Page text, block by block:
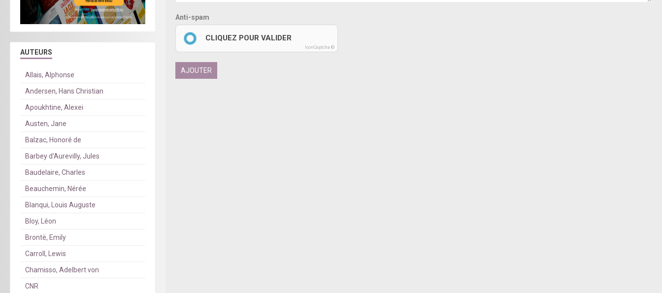
Anti-spam
CLIQUEZ POUR VALIDER
IconCaptcha ©
AJOUTER
AUTEURS
Allais, Alphonse
Andersen, Hans Christian
Apoukhtine, Alexei
Austen, Jane
Balzac, Honoré de
Barbey d'Aurevilly, Jules
Baudelaire, Charles
Beauchemin, Nérée
Blanqui, Louis Auguste
Bloy, Léon
Brontë, Emily
Carroll, Lewis
Chamisso, Adelbert von
CNR